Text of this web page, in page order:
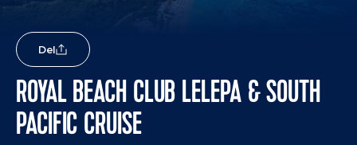
Del
ROYAL BEACH CLUB LELEPA & SOUTH
PACIFIC CRUISE